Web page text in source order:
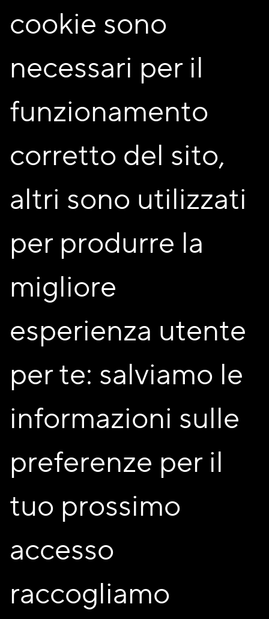
https://youtu.be/ow0qUpIB058
Cosa significa oggi garantire davvero il diritto alla casa?
crescere, creare relazioni e immaginare il proprio futuro, al
riparo dalla speculazione e dalle disuguaglianze.Per
questo siamo particolarmente orgogliosi che Fondazione
Feltrinelli abbia scelto di raccontare UniAbita come
modello di abitare sostenibile e cooperativo all’interno
dello speciale “Cronache della cooperazione”.Il video
Pierpaolo Forello e attraversa la storia e i valori che
guidano ogni giorno il lavoro della Cooperativa: il diritto
la rigenerazione urbana sostenibile, la costruzione di
comunità solidali e partecipative.
Ma soprattutto racconta le persone. Racconta gli sguardi
emozionati di Cosmin e Sara, giovanissimi nuovi
soltanto una casa, ma la possibilità concreta di costruire il
proprio futuro. È in storie come la loro che ritroviamo il
accessibile, dignitoso e stabile anche per le nuove
generazioni.
più centrale nel dibattito pubblico europeo e nazionale, il
questioni fondamentali: negli ultimi anni i prezzi delle
abitazioni sono cresciuti in modo vertiginoso mentre salari
e possibilità economiche delle famiglie sono rimasti fermi;
cookie sono
necessari per il
funzionamento
corretto del sito,
altri sono utilizzati
per produrre la
migliore
esperienza utente
per te: salviamo le
informazioni sulle
preferenze per il
tuo prossimo
accesso
raccogliamo